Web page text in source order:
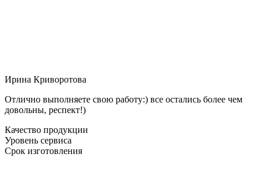
Ирина Криворотова
Отлично выполняете свою работу:) все остались более чем
довольны, респект!)
Качество продукции
Уровень сервиса
Срок изготовления